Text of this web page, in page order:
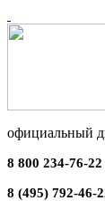
официальный
8 800 234-76-22
8 (495) 792-46-